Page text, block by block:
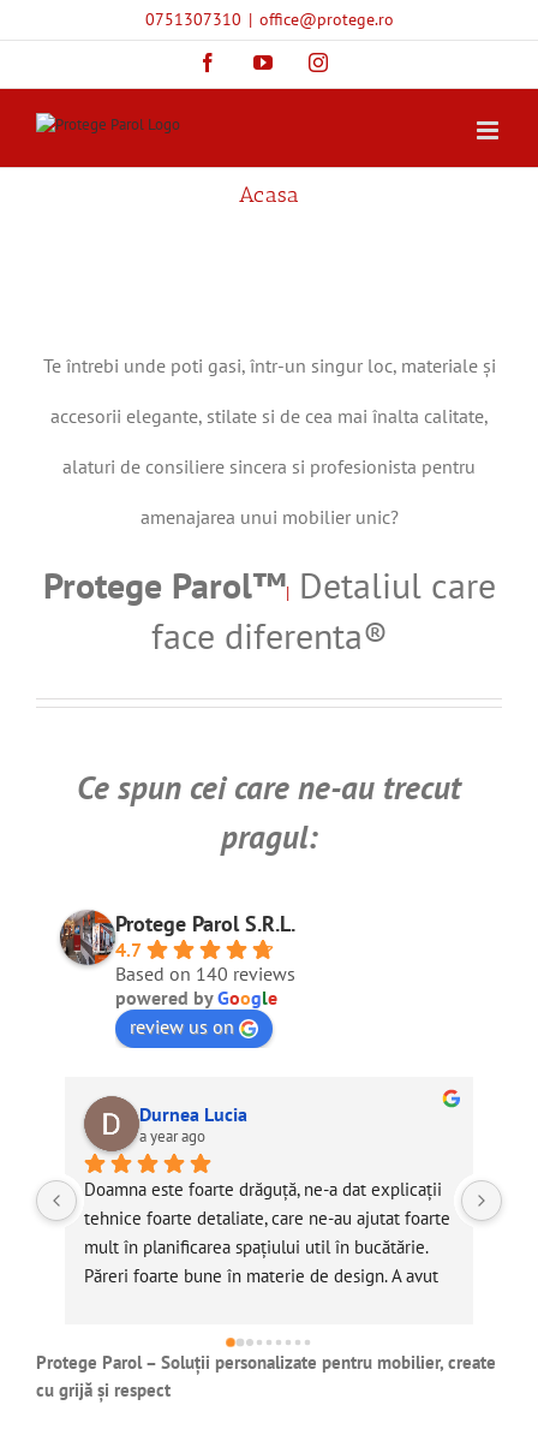
0751307310 | office@protege.ro
FacebookYouTubeInstagram
Acasa
Te întrebi unde poti gasi, într-un singur loc, materiale și
accesorii elegante, stilate si de cea mai înalta calitate,
alaturi de consiliere sincera si profesionista pentru
amenajarea unui mobilier unic?
Protege Parol™|Detaliul care
face diferenta®
Ce spun cei care ne-au trecut
pragul:
Protege Parol S.R.L.
4.7
Based on 140 reviews
powered byGoogle
review us on
Durnea Lucia
a year ago
Doamna este foarte drăguță, ne-a dat explicații
tehnice foarte detaliate, care ne-au ajutat foarte
mult în planificarea spațiului util în bucătărie.
Păreri foarte bune în materie de design. A avut
Protege Parol – Soluții personalizate pentru mobilier, create
cu grijă și respect